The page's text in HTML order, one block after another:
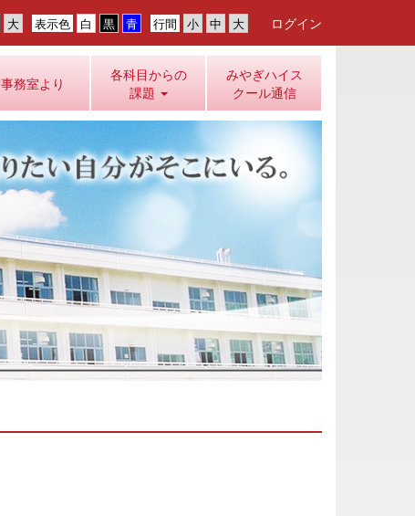
行間
表示色 ログイン
事務室より
各科目からの
課題
みやぎハイス
クール通信